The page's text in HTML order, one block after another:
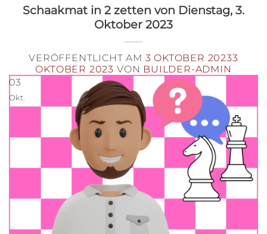
Schaakmat in 2 zetten von Dienstag, 3.
Oktober 2023
VERÖFFENTLICHT AM 3 OKTOBER 20233
OKTOBER 2023 VON BUILDER-ADMIN
03
Okt.